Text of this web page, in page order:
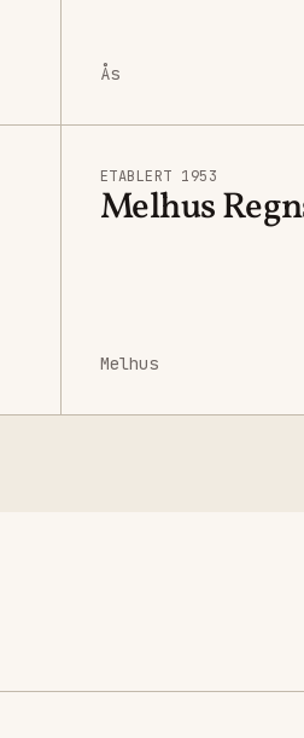
Ås
ETABLERT 1953
Melhus
Melhus